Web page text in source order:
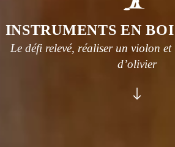
INSTRUMENTS EN
Le défi relevé, réaliser un violon
d’olivier